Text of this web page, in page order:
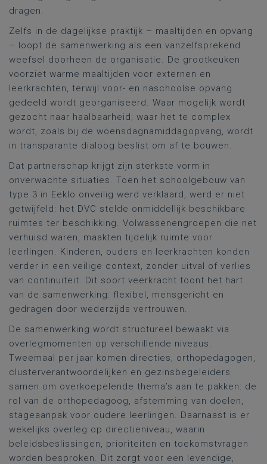
dragen.
Zelfs in de dagelijkse praktijk – maaltijden en opvang
– loopt de samenwerking als een vanzelfsprekend
weefsel doorheen de organisatie. De grootkeuken
voorziet warme maaltijden voor externen en
leerkrachten, terwijl voor- en naschoolse opvang
gedeeld wordt georganiseerd. Waar mogelijk wordt
gezocht naar haalbaarheid; waar het te complex
wordt, zoals bij de woensdagnamiddagopvang, wordt
in transparante dialoog beslist om af te bouwen.
Dat partnerschap krijgt zijn sterkste vorm in
onverwachte situaties. Toen het schoolgebouw van
type 3 in Eeklo onveilig werd verklaard, werd er niet
getwijfeld: het DVC stelde onmiddellijk beschikbare
ruimtes ter beschikking. Volwassenengroepen die net
verhuisd waren, maakten tijdelijk ruimte voor
leerlingen. Kinderen, ouders en leerkrachten konden
verder in een veilige context, zonder uitval of verlies
van continuïteit. Dit soort veerkracht toont het hart
van de samenwerking: flexibel, mensgericht en
gedragen door wederzijds vertrouwen.
De samenwerking wordt structureel bewaakt via
overlegmomenten op verschillende niveaus.
Tweemaal per jaar komen directies, orthopedagogen,
clusterverantwoordelijken en gezinsbegeleiders
samen om overkoepelende thema’s aan te pakken: de
rol van de orthopedagoog, afstemming van doelen,
stageaanpak voor oudere leerlingen. Daarnaast is er
wekelijks overleg op directieniveau, waarin
beleidsbeslissingen, prioriteiten en toekomstvragen
worden besproken. Dit zorgt voor een levendige,